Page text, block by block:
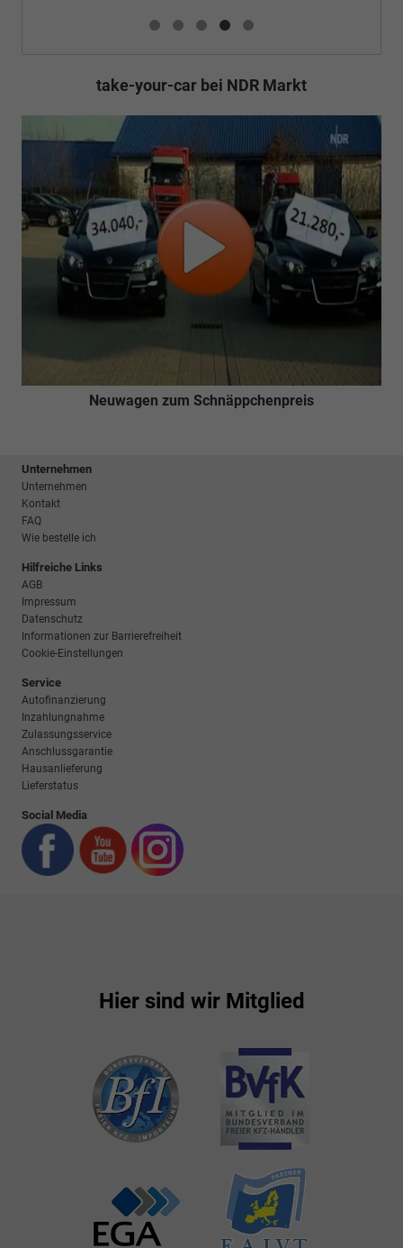
take-your-car bei NDR Markt
Neuwagen zum Schnäppchenpreis
Unternehmen
Unternehmen
Kontakt
FAQ
Wie bestelle ich
Hilfreiche Links
AGB
Impressum
Datenschutz
Informationen zur Barrierefreiheit
Cookie-Einstellungen
Service
Autofinanzierung
Inzahlungnahme
Zulassungsservice
Anschlussgarantie
Hausanlieferung
Lieferstatus
Social Media
Hier sind wir Mitglied